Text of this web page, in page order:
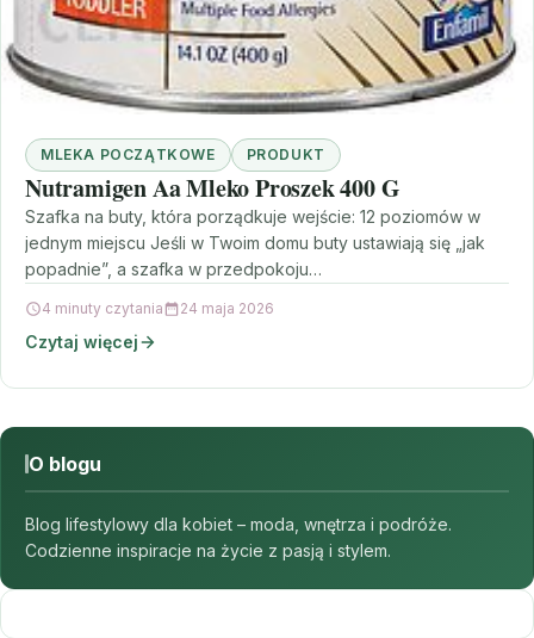
MLEKA POCZĄTKOWE PRODUKT
Nutramigen Aa Mleko Proszek 400 G
Szafka na buty, która porządkuje wejście: 12 poziomów w
jednym miejscu Jeśli w Twoim domu buty ustawiają się „jak
popadnie”, a szafka w przedpokoju…
4 minuty czytania 24 maja 2026
Czytaj więcej
O blogu
Blog lifestylowy dla kobiet – moda, wnętrza i podróże.
Codzienne inspiracje na życie z pasją i stylem.